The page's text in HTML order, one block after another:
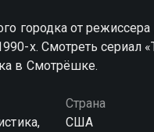
городка от
х. Смотреть сериал
в Смотрёшке.
Страна
США